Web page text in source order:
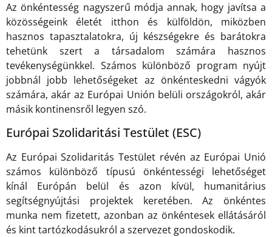
Az önkéntesség nagyszerű módja annak, hogy javítsa a
közösségeink életét itthon és külföldön, miközben
hasznos tapasztalatokra, új készségekre és barátokra
tehetünk szert a társadalom számára hasznos
tevékenységünkkel. Számos különböző program nyújt
jobbnál jobb lehetőségeket az önkénteskedni vágyók
számára, akár az Európai Unión belüli országokról, akár
másik kontinensről legyen szó.
Európai Szolidaritási Testület (ESC)
Az Európai Szolidaritás Testület révén az Európai Unió
számos különböző típusú önkéntességi lehetőséget
kínál Európán belül és azon kívül, humanitárius
segítségnyújtási projektek keretében. Az önkéntes
munka nem fizetett, azonban az önkéntesek ellátásáról
és kint tartózkodásukról a szervezet gondoskodik.